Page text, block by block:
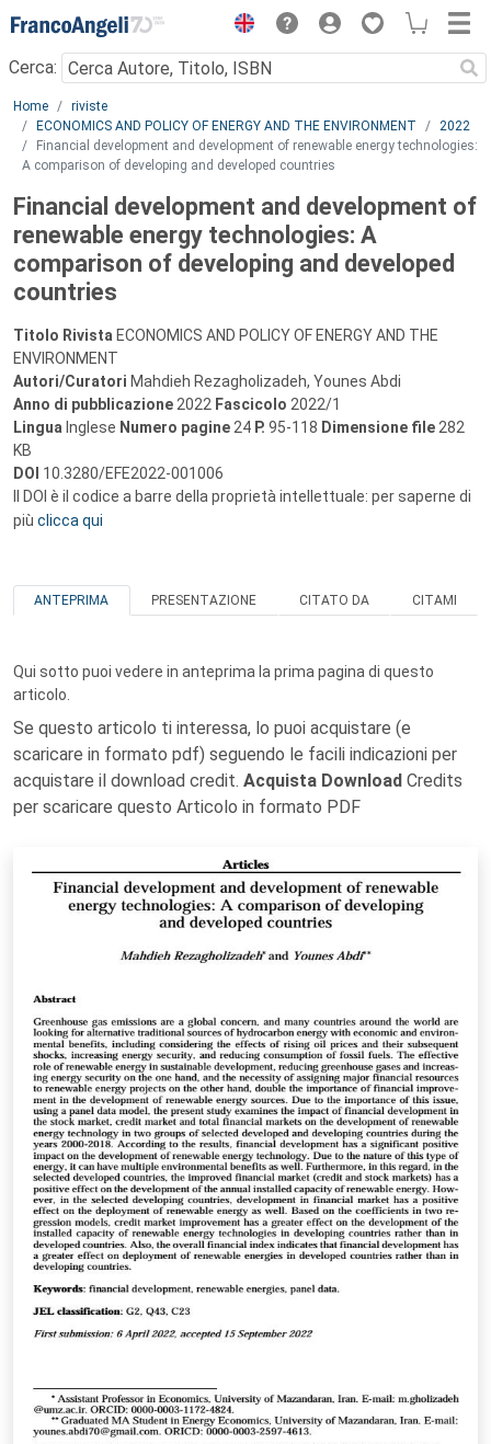
Menu
Cerca:
Main content
Home
riviste
ECONOMICS AND POLICY OF ENERGY AND THE ENVIRONMENT
2022
Financial development and development of renewable energy technologies:
A comparison of developing and developed countries
Financial development and development of
renewable energy technologies: A
comparison of developing and developed
countries
Titolo Rivista ECONOMICS AND POLICY OF ENERGY AND THE
ENVIRONMENT
Autori/Curatori Mahdieh Rezagholizadeh, Younes Abdi
Anno di pubblicazione 2022 Fascicolo 2022/1
Lingua Inglese Numero pagine 24 P. 95-118 Dimensione file 282
KB
DOI 10.3280/EFE2022-001006
Il DOI è il codice a barre della proprietà intellettuale: per saperne di
più clicca qui
ANTEPRIMA PRESENTAZIONE CITATO DA CITAMI
Qui sotto puoi vedere in anteprima la prima pagina di questo
articolo.
Se questo articolo ti interessa, lo puoi acquistare (e
scaricare in formato pdf) seguendo le facili indicazioni per
acquistare il download credit. Acquista Download Credits
per scaricare questo Articolo in formato PDF